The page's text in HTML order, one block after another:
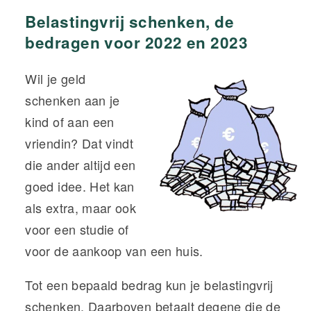
Belastingvrij schenken, de
bedragen voor 2022 en 2023
Wil je geld
schenken aan je
kind of aan een
vriendin? Dat vindt
die ander altijd een
goed idee. Het kan
als extra, maar ook
voor een studie of
voor de aankoop van een huis.
Tot een bepaald bedrag kun je belastingvrij
schenken. Daarboven betaalt degene die de